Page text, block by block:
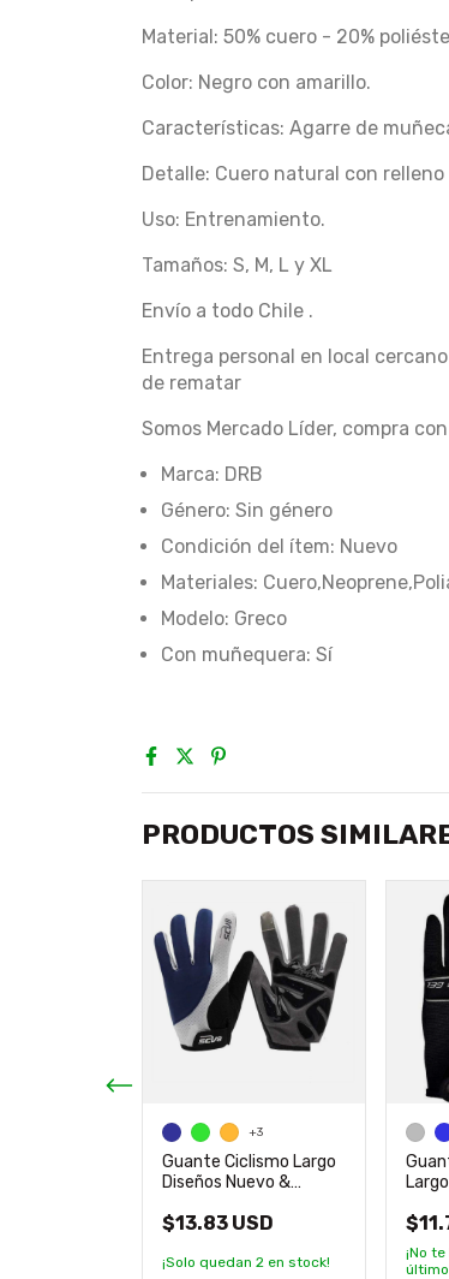
Material: 50% cuero - 20%
Color: Negro con amarillo.
Características: Agarre de
Detalle: Cuero natural con relleno
Uso: Entrenamiento.
Tamaños: S, M, L y XL
Envío a todo Chile .
Entrega personal en local
de rematar
Somos Mercado Líder, compra
Marca: DRB
Género: Sin género
Condición del ítem: Nuevo
Materiales:
Modelo: Greco
Con muñequera: Sí
PRODUCTOS
Guante Ciclismo Largo
Diseños Nuevo &
$13.83 USD
¡Solo quedan 2 en stock!
+3
¡No